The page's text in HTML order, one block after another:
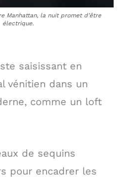
Manhattan, la nuit promet d’être
électrique.
saisissant en
vénitien dans un
comme un loft
de sequins
pour encadrer les